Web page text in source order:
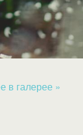
в галерее »